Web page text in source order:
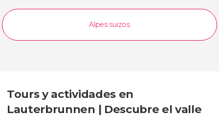
Alpes suizos
Tours y actividades en
Lauterbrunnen | Descubre el valle